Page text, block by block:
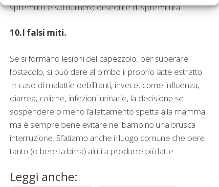
spremuto e sul numero di sedute di spremitura.
10.I falsi miti.
Se si formano lesioni del capezzolo, per superare
l’ostacolo, si può dare al bimbo il proprio latte estratto.
In caso di malattie debilitanti, invece, come influenza,
diarrea, coliche, infezioni urinarie, la decisione se
sospendere o meno l’allattamento spetta alla mamma,
ma è sempre bene evitare nel bambino una brusca
interruzione. Sfatiamo anche il luogo comune che bere
tanto (o bere la birra) aiuti a produrre più latte.
Leggi anche: